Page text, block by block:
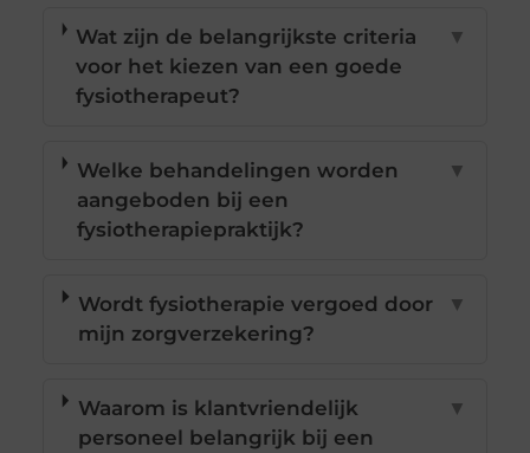
Wat zijn de belangrijkste criteria
voor het kiezen van een goede
fysiotherapeut?
▼
Welke behandelingen worden
aangeboden bij een
fysiotherapiepraktijk?
▼
Wordt fysiotherapie vergoed door
mijn zorgverzekering?
▼
Waarom is klantvriendelijk
personeel belangrijk bij een
▼